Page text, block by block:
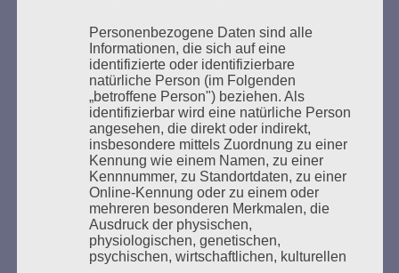
GEDENKEN UND ERINNERN BEGINNT IN
UNSERER NACHBARSCHAFT
Personenbezogene Daten sind alle
Informationen, die sich auf eine
identifizierte oder identifizierbare
natürliche Person (im Folgenden
„betroffene Person") beziehen. Als
identifizierbar wird eine natürliche Person
angesehen, die direkt oder indirekt,
insbesondere mittels Zuordnung zu einer
Kennung wie einem Namen, zu einer
Kennnummer, zu Standortdaten, zu einer
Online-Kennung oder zu einem oder
mehreren besonderen Merkmalen, die
Ausdruck der physischen,
physiologischen, genetischen,
psychischen, wirtschaftlichen, kulturellen